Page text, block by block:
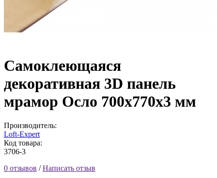
Самоклеющаяся
декоративная 3D панель
мрамор Осло 700x770x3 мм
Производитель:
Loft-Expert
Код товара:
3706-3
0 отзывов /Написать отзыв